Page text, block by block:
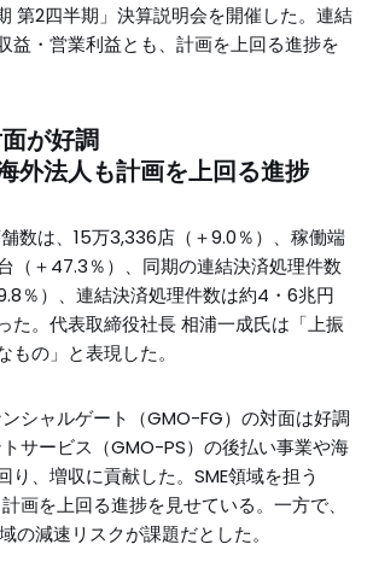
第2四半期」決算説明会を開催した。連結
益・営業利益とも、計画を上回る進捗を
が好調
外法人も計画を上回る進捗
数は、15万3,336店（＋9.0％）、稼働端
（＋47.3％）、同期の連結決済処理件数
％）、連結決済処理件数は約4・6兆円
た。代表取締役社長 相浦一成氏は「上振
の」と表現した。
シャルゲート（GMO-FG）の対面は好調
サービス（GMO-PS）の後払い事業や海
り、増収に貢献した。SME領域を担う
画を上回る進捗を見せている。一方で、
の減速リスクが課題だとした。